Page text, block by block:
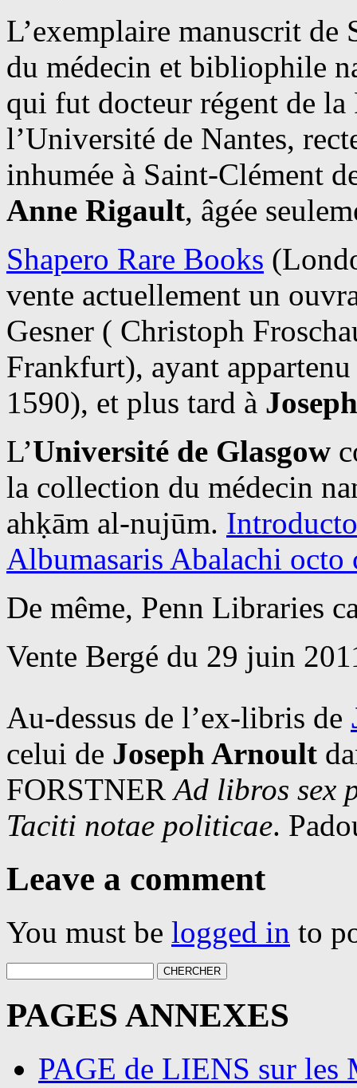
L’exemplaire manuscrit
du médecin et bibliophile
qui fut docteur régent de la
l’Université de Nantes,
inhumée à Saint-Clément
Anne Rigault, âgée
Shapero Rare Books
vente actuellement un
Gesner ( Christoph
Frankfurt), ayant
1590), et plus tard à
L’Université de Glasgow
la collection du médecin
ahḳām al-nujūm.
Albumasaris Abalachi
De même, Penn Libraries
Vente Bergé du 29 juin
Au-dessus de l’ex-libris de
celui de Joseph Arnoult
FORSTNERAd libros sex
Taciti notae politicae.
Leave a comment
You must be logged in to
PAGES ANNEXES
PAGE de LIENS sur